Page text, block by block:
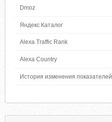
Dmoz
Яндекс Каталог
Alexa Traffic Rank
Alexa Country
История изменения показателей